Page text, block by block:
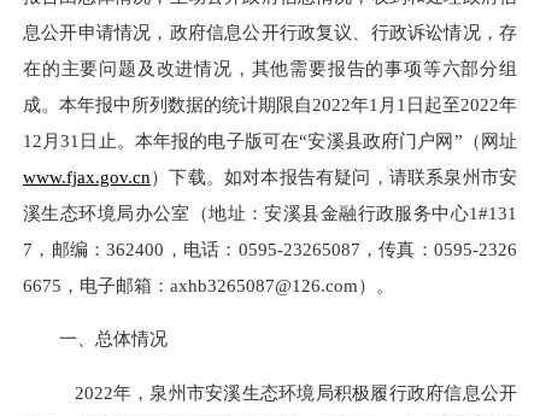
息公开申请情况 ，政府信息公开行政复议、行政诉讼情况，存
在的主要问题及改进情况，其他需要报告的事项等六部分组
成。本年报中所列数据的统计期限自2022年1月1日起至2022年
12月31日止。 本年报的电子版可在“安溪县政府门户网” （网址
www.fjax.gov.cn）下载。如对本报告有疑问，请联系泉州市安
溪生态环境局办公室（地址：安溪县金融行政服务中心1#131
7，邮编：362400，电话：0595-23265087 ，传真：0595-2326
6675，电子邮箱：axhb3265087@126.com）。
一、 总体情况
2022年， 泉州市安溪生态环境局积极履行政府信息公开